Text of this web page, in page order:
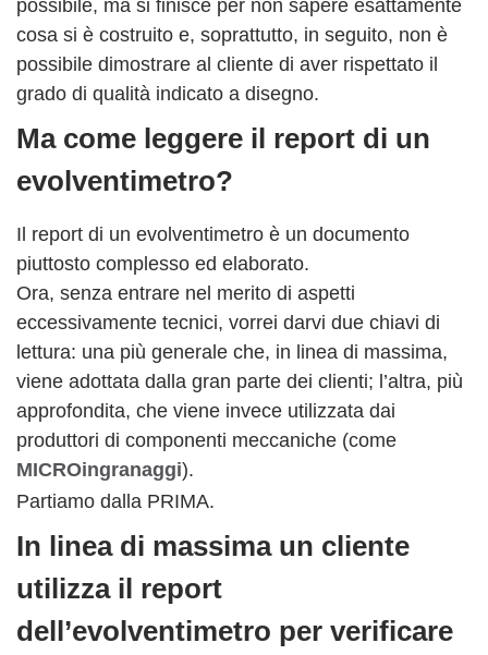
possibile, ma si finisce per non sapere esattamente
cosa si è costruito e, soprattutto, in seguito, non è
possibile dimostrare al cliente di aver rispettato il
grado di qualità indicato a disegno.
Ma come leggere il report di un
evolventimetro?
Il report di un evolventimetro è un documento
piuttosto complesso ed elaborato.
Ora, senza entrare nel merito di aspetti
eccessivamente tecnici, vorrei darvi due chiavi di
lettura: una più generale che, in linea di massima,
viene adottata dalla gran parte dei clienti; l’altra, più
approfondita, che viene invece utilizzata dai
produttori di componenti meccaniche (come
MICROingranaggi).
Partiamo dalla PRIMA.
In linea di massima un cliente
utilizza il report
dell’evolventimetro per verificare